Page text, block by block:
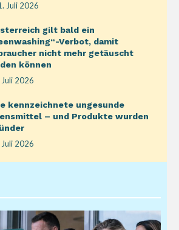
Juli 2026
gilt bald ein
Verbot, damit
nicht mehr getäuscht
können
Juli 2026
kennzeichnete ungesunde
– und Produkte wurden
Juli 2026